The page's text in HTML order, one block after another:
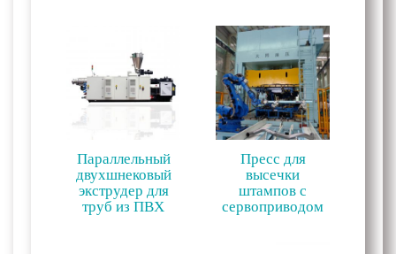
Параллельный
двухшнековый
экструдер для
труб из ПВХ
Пресс для
высечки
штампов с
сервоприводом